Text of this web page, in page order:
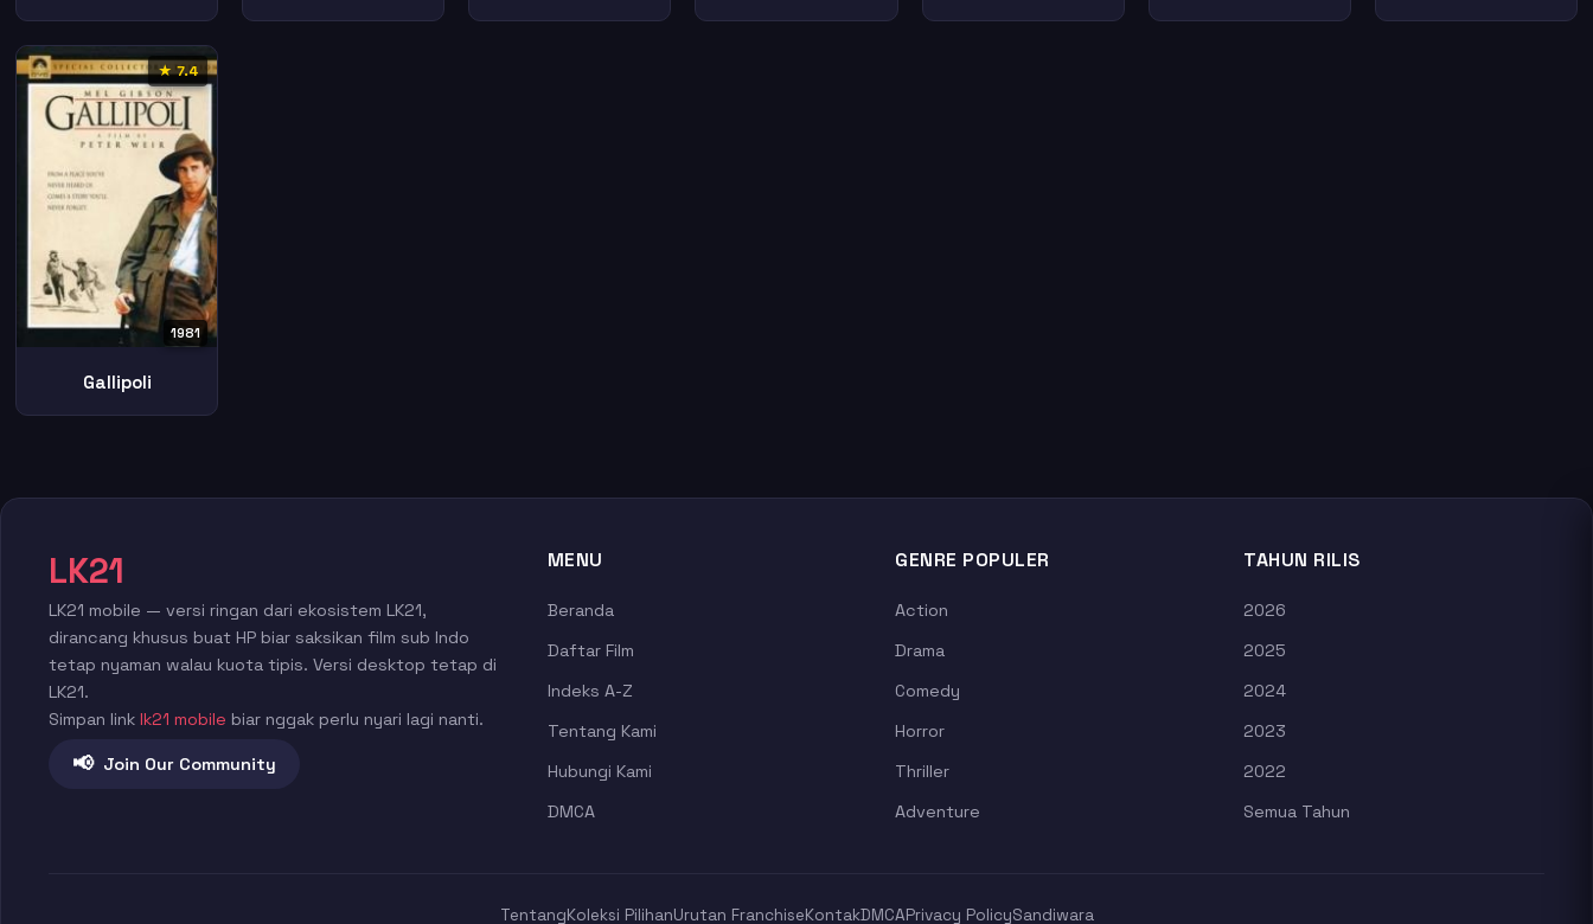
★ 7.4
1981
Gallipoli
LK21
LK21 mobile — versi ringan dari ekosistem LK21,
dirancang khusus buat HP biar saksikan film sub Indo
tetap nyaman walau kuota tipis. Versi desktop tetap di
LK21.
Simpan link lk21 mobile biar nggak perlu nyari lagi nanti.
📢 Join Our Community
MENU
Beranda
Daftar Film
Indeks A-Z
Tentang Kami
Hubungi Kami
DMCA
GENRE POPULER
Action
Drama
Comedy
Horror
Thriller
Adventure
TAHUN RILIS
2026
2025
2024
2023
2022
Semua Tahun
TentangKoleksi PilihanUrutan FranchiseKontakDMCAPrivacy PolicySandiwara